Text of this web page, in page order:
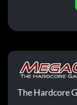
The Hardcore